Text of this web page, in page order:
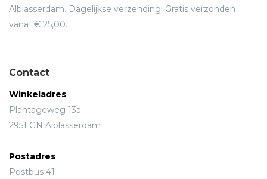
Alblasserdam. Dagelijkse verzending. Gratis verzonden
vanaf € 25,00.
Contact
Winkeladres
Plantageweg 13a
2951 GN Alblasserdam
Postadres
Postbus 41